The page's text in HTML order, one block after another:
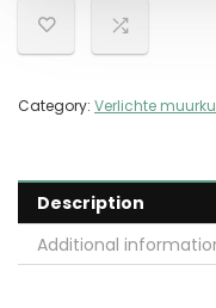
Category: Verlichte
Description
Additional